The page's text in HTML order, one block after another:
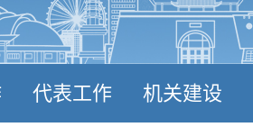
代表工作 机关建设